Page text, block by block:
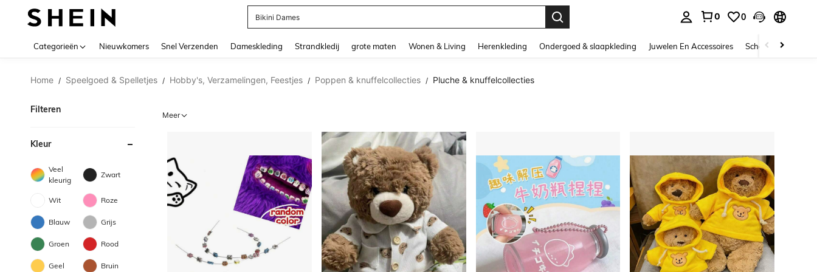
Bikini Dames
0 0
Categorieën Nieuwkomers Snel Verzenden Dameskleding Strandkledij grote maten Wonen & Living Herenkleding Ondergoed & slaapkleding Juwelen En Accessoires Schoonheid &
Home / Speelgoed & Spelletjes / Hobby's, Verzamelingen, Feestjes / Poppen & knuffelcollecties / Pluche & knuffelcollecties
Filteren
Kleur
Veel
kleurig
Zwart
Wit Roze
Blauw Grijs
Groen Rood
Geel Bruin
Meer